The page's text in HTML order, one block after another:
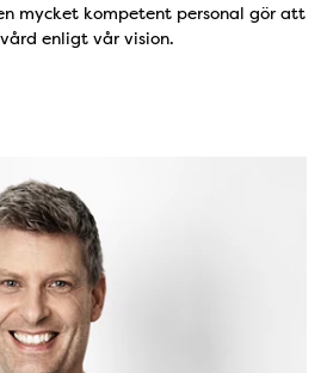
mycket kompetent personal gör att
enligt vår vision.